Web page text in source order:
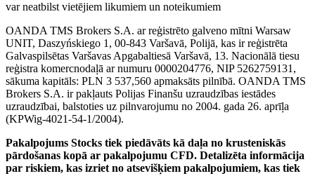
var neatbilst vietējiem likumiem un noteikumiem
OANDA TMS Brokers S.A. ar reģistrēto galveno mītni Warsaw
UNIT, Daszyńskiego 1, 00-843 Varšavā, Polijā, kas ir reģistrēta
Galvaspilsētas Varšavas Apgabaltiesā Varšavā, 13. Nacionālā tiesu
reģistra komercnodaļā ar numuru 0000204776, NIP 5262759131,
sākuma kapitāls: PLN 3 537,560 apmaksāts pilnībā. OANDA TMS
Brokers S.A. ir pakļauts Polijas Finanšu uzraudzības iestādes
uzraudzībai, balstoties uz pilnvarojumu no 2004. gada 26. aprīļa
(KPWig-4021-54-1/2004).
Pakalpojums Stocks tiek piedāvāts kā daļa no krusteniskās
pārdošanas kopā ar pakalpojumu CFD. Detalizēta informācija
par riskiem, kas izriet no atsevišķiem pakalpojumiem, kas tiek